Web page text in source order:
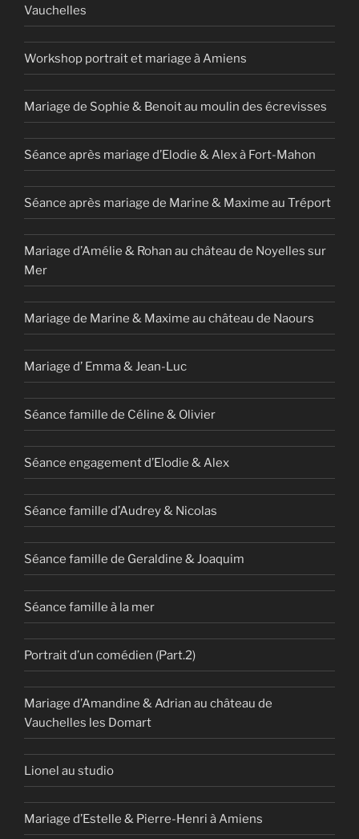
Vauchelles
Workshop portrait et mariage à Amiens
Mariage de Sophie & Benoit au moulin des écrevisses
Séance après mariage d’Elodie & Alex à Fort-Mahon
Séance après mariage de Marine & Maxime au Tréport
Mariage d’Amélie & Rohan au château de Noyelles sur
Mer
Mariage de Marine & Maxime au château de Naours
Mariage d’ Emma & Jean-Luc
Séance famille de Céline & Olivier
Séance engagement d’Elodie & Alex
Séance famille d’Audrey & Nicolas
Séance famille de Geraldine & Joaquim
Séance famille à la mer
Portrait d’un comédien (Part.2)
Mariage d’Amandine & Adrian au château de
Vauchelles les Domart
Lionel au studio
Mariage d’Estelle & Pierre-Henri à Amiens